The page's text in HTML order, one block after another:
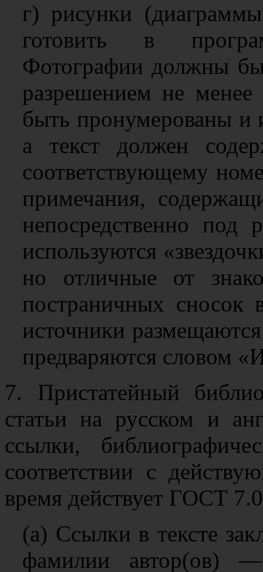
г) рисунки
готовить в
Фотографии должны
разрешением не
быть пронумерованы и
а текст должен
соответствующему
примечания,
непосредственно под
используются
но отличные от
постраничных сносок
источники
предваряются словом
7. Пристатейный
статьи на русском и
ссылки,
соответствии с
время действует ГОСТ
(a) Ссылки в тексте
фамилии автор(ов)